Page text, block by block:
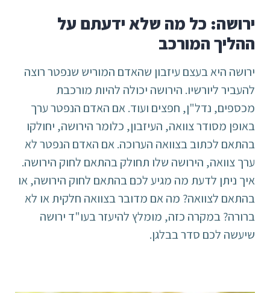
ירושה: כל מה שלא ידעתם על
ההליך המורכב
ירושה היא בעצם עיזבון שהאדם המוריש שנפטר רוצה
להעביר ליורשיו. הירושה יכולה להיות מורכבת
מכספים, נדל"ן, חפצים ועוד. אם האדם הנפטר ערך
באופן מסודר צוואה, העיזבון, כלומר הירושה, יחולקו
בהתאם לכתוב בצוואה הערוכה. אם האדם הנפטר לא
ערך צוואה, הירושה שלו תחולק בהתאם לחוק הירושה.
איך ניתן לדעת מה מגיע לכם בהתאם לחוק הירושה, או
בהתאם לצוואה? מה אם מדובר בצוואה חלקית או לא
ברורה? במקרה כזה, מומלץ להיעזר בעו"ד ירושה
שיעשה לכם סדר בבלגן.